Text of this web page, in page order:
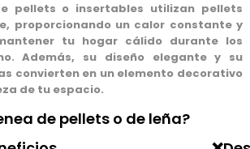
pellets o insertables utilizan pellets
proporcionando un calor constante y
tu hogar cálido durante los
Además, su diseño elegantey su
convierten en un elemento decorativo
de tu espacio.
de pellets o de leña?